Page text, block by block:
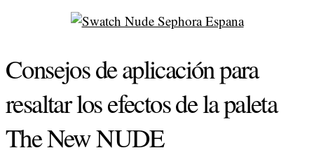
Consejos de aplicación para
resaltar los efectos de la paleta
The New NUDE